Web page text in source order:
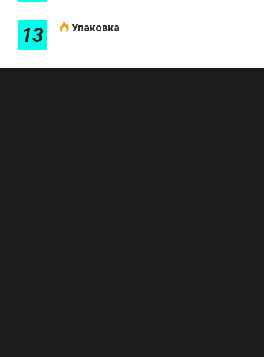
13 Упаковка